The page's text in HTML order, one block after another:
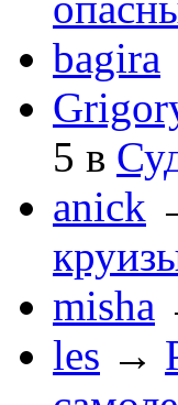
bagira
5 в
anick
misha
les →